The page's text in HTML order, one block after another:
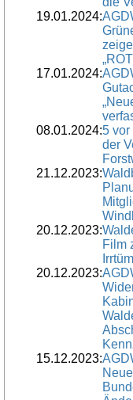
19.01.2024:
17.01.2024:
08.01.2024:5 vor
der
21.12.2023:
20.12.2023:
Film
20.12.2023:
15.12.2023: